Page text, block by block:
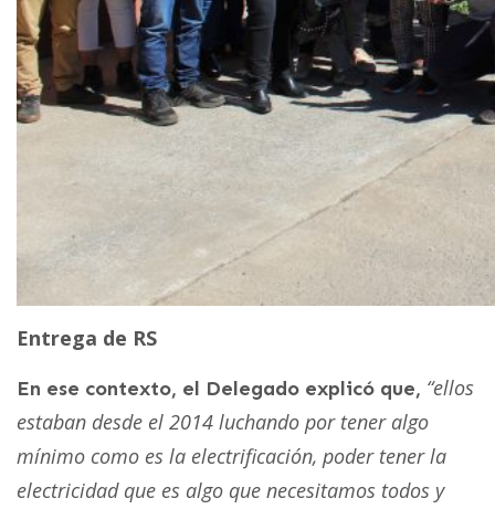
Entrega de RS
En ese contexto, el Delegado explicó que, “ellos
estaban desde el 2014 luchando por tener algo
mínimo como es la electrificación, poder tener la
electricidad que es algo que necesitamos todos y